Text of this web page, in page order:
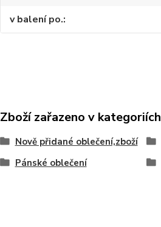
v balení po.
Zboží zařazeno v kategoriích
Nově přidané oblečení,zboží
Pánské oblečení